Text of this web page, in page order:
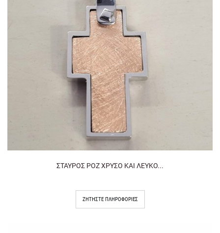
ΣΤΑΥΡΟΣ ΡΟΖ ΧΡΥΣΟ ΚΑΙ ΛΕΥΚΟ...
ΖΗΤΉΣΤΕ ΠΛΗΡΟΦΟΡΊΕΣ